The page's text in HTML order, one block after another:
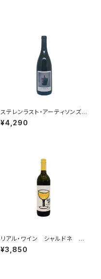
ステレンラスト・アーティソンズ・
アプレンティス・ホワイトサンソ
ー 2023
¥4,290
リアル・ワイン シャルドネ 20
22
¥3,850